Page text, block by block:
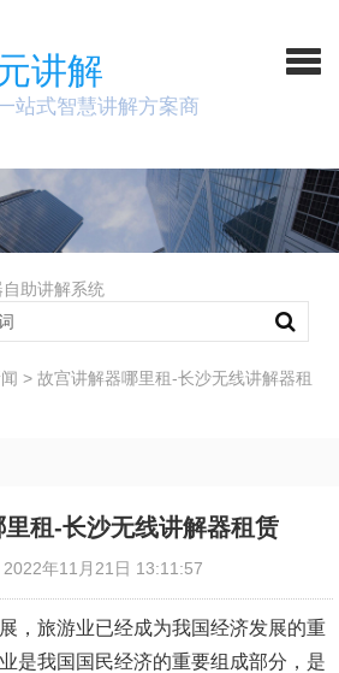
讲解
站式智慧讲解方案商
自助讲解系统
> 故宫讲解器哪里租-长沙无线讲解器租
租-长沙无线讲解器租赁
2022年11月21日 13:11:57
，旅游业已经成为我国经济发展的重
是我国国民经济的重要组成部分，是